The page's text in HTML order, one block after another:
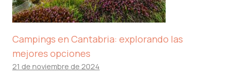
Campings en Cantabria: explorando las
mejores opciones
21 de noviembre de 2024